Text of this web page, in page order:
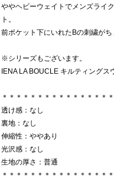
ややヘビーウェイトでメンズライ
ト。
前ポケット下にいれたBの刺繍が
※シリーズもございます。
IENA LA BOUCLE キルティング
＊＊＊＊＊＊＊＊＊＊＊＊＊＊＊
透け感：なし
裏地：なし
伸縮性：ややあり
光沢感：なし
生地の厚さ：普通
＊＊＊＊＊＊＊＊＊＊＊＊＊＊＊